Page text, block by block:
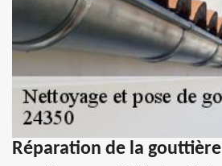
Réparation de la gouttière